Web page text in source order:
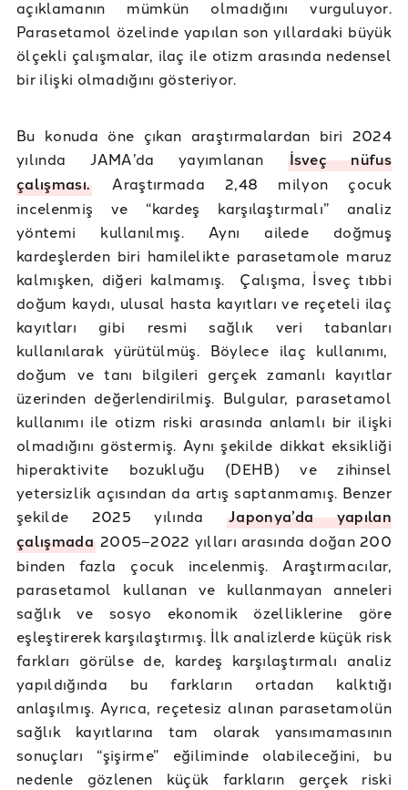
açıklamanın mümkün olmadığını vurguluyor.
Parasetamol özelinde yapılan son yıllardaki büyük
ölçekli çalışmalar, ilaç ile otizm arasında nedensel
bir ilişki olmadığını gösteriyor.
Bu konuda öne çıkan araştırmalardan biri 2024
yılında JAMA’da yayımlanan İsveç nüfus
çalışması. Araştırmada 2,48 milyon çocuk
incelenmiş ve “kardeş karşılaştırmalı” analiz
yöntemi kullanılmış. Aynı ailede doğmuş
kardeşlerden biri hamilelikte parasetamole maruz
kalmışken, diğeri kalmamış. Çalışma, İsveç tıbbi
doğum kaydı, ulusal hasta kayıtları ve reçeteli ilaç
kayıtları gibi resmi sağlık veri tabanları
kullanılarak yürütülmüş. Böylece ilaç kullanımı,
doğum ve tanı bilgileri gerçek zamanlı kayıtlar
üzerinden değerlendirilmiş. Bulgular, parasetamol
kullanımı ile otizm riski arasında anlamlı bir ilişki
olmadığını göstermiş. Aynı şekilde dikkat eksikliği
hiperaktivite bozukluğu (DEHB) ve zihinsel
yetersizlik açısından da artış saptanmamış. Benzer
şekilde 2025 yılındaJaponya’da yapılan
çalışmada2005–2022 yılları arasında doğan 200
binden fazla çocuk incelenmiş. Araştırmacılar,
parasetamol kullanan ve kullanmayan anneleri
sağlık ve sosyo ekonomik özelliklerine göre
eşleştirerek karşılaştırmış. İlk analizlerde küçük risk
farkları görülse de, kardeş karşılaştırmalı analiz
yapıldığında bu farkların ortadan kalktığı
anlaşılmış. Ayrıca, reçetesiz alınan parasetamolün
sağlık kayıtlarına tam olarak yansımamasının
sonuçları “şişirme” eğiliminde olabileceğini, bu
nedenle gözlenen küçük farkların gerçek riski